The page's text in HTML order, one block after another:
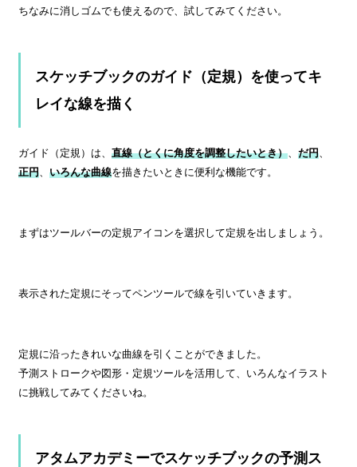
ちなみに消しゴムでも使えるので、試してみてください。
スケッチブックのガイド（定規）を使ってキ
レイな線を描く
ガイド（定規）は、 直線（とくに角度を調整したいとき） だ円
正円
いろんな曲線を描きたいときに便利な機能です。
まずはツールバーの定規アイコンを選択して定規を出しましょう。
表示された定規にそってペンツールで線を引いていきます。
定規に沿ったきれいな曲線を引くことができました。
予測ストロークや図形・定規ツールを活用して、いろんなイラスト
に挑戦してみてくださいね。
アタムアカデミーでスケッチブックの予測ス